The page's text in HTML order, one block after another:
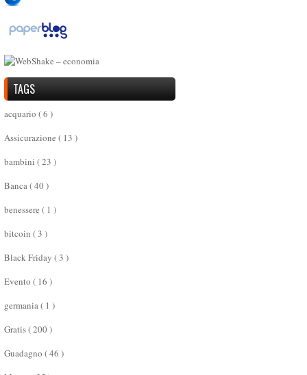
TAGS
acquario ( 6 )
Assicurazione ( 13 )
bambini ( 23 )
Banca( 40 )
benessere ( 1 )
bitcoin ( 3 )
Black Friday ( 3 )
Evento ( 16 )
germania( 1 )
Gratis( 200 )
Guadagno ( 46 )